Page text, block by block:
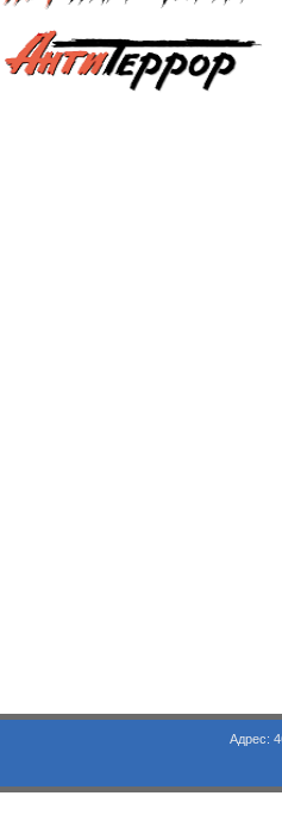
Адрес: 461040,